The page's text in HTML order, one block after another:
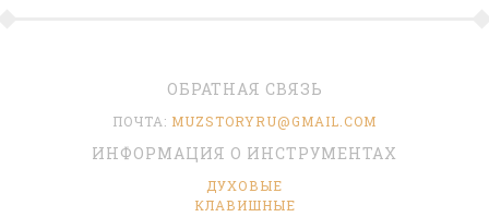
ОБРАТНАЯ СВЯЗЬ
ПОЧТА: MUZSTORYRU@GMAIL.COM
ИНФОРМАЦИЯ О ИНСТРУМЕНТАХ
ДУХОВЫЕ
КЛАВИШНЫЕ